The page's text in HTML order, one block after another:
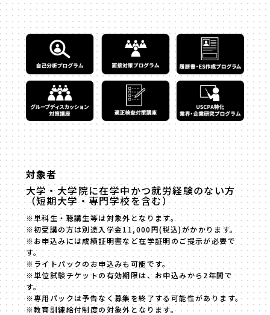
対象者
大学・大学院に在学中かつ就労経験のない方
（短期大学・専門学校を含む）
※単科生・聴講生等は対象外となります。
※初受講の方は別途入学金11,000円(税込)がかかります。
※お申込みには成績証明書など在学証明のご提示が必要で
す。
※ライトパックのお申込みも可能です。
※単位試験チケットの有効期限は、お申込みから2年間で
す。
※専用パックは予告なく募集を終了する可能性があります。
※教育訓練給付制度の対象外となります。